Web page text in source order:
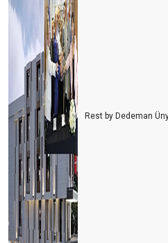
Rest by Dedeman